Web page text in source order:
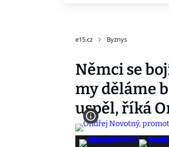
e15.cz Byznys
Němci se
my děláme
uspěl, říká